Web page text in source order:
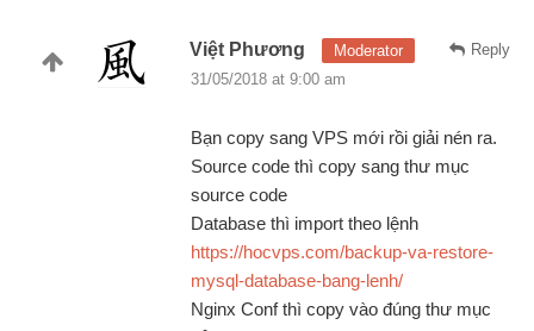
Reply
Việt Phương
Moderator
31/05/2018 at 9:00 am
Bạn copy sang VPS mới rồi giải nén ra.
Source code thì copy sang thư mục
source code
Database thì import theo lệnh
https://hocvps.com/backup-va-restore-
mysql-database-bang-lenh/
Nginx Conf thì copy vào đúng thư mục